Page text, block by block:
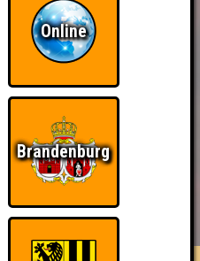
RESERVIERUNG
ÜBER UNS
Online
Brandenburg